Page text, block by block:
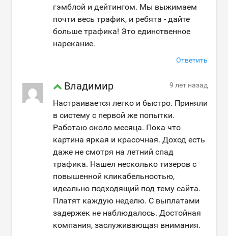
гэмблой и дейтингом. Мы выжимаем
почти весь трафик, и ребята - дайте
больше трафика! Это единственное
нарекание.
Ответить
Владимир 9 лет назад
Настраивается легко и быстро. Приняли
в систему с первой же попытки.
Работаю около месяца. Пока что
картина яркая и красочная. Доход есть
даже не смотря на летний спад
трафика. Нашел несколько тизеров с
повышенной кликабельностью,
идеально подходящий под тему сайта.
Платят каждую неделю. С выплатами
задержек не наблюдалось. Достойная
компания, заслуживающая внимания.